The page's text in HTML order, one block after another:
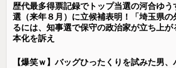
歴代最多得票記録でトップ当選の河合ゆ
選（来年８月）に立候補表明！「埼玉県
るには、知事選で保守の政治家が立ち上
本化を訴え
【爆笑ｗ】バッグひったくりを試みた男、